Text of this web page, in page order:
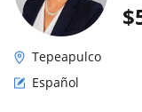
$
Tepeapulco
Español